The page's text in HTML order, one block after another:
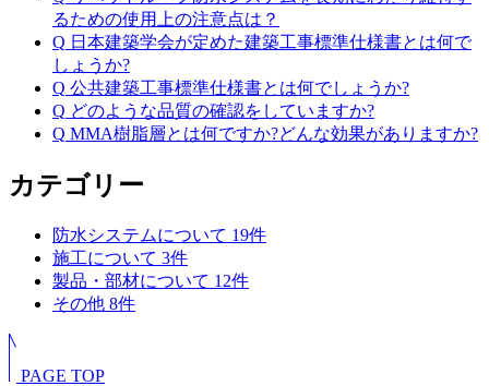
るための使用上の注意点は？
Q 日本建築学会が定めた建築工事標準仕様書とは何で
しょうか?
Q 公共建築工事標準仕様書とは何でしょうか?
Q どのような品質の確認をしていますか?
Q MMA樹脂層とは何ですか?どんな効果がありますか?
カテゴリー
防水システムについて 19件
施工について 3件
製品・部材について 12件
その他 8件
PAGE TOP